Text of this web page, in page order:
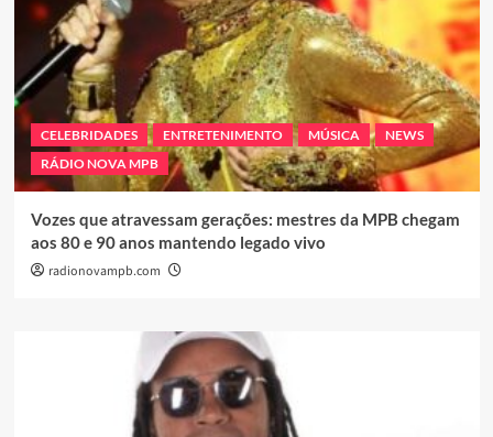
CELEBRIDADES ENTRETENIMENTO MÚSICA
NEWS
RÁDIO NOVA MPB
Vozes que atravessam gerações: mestres da MPB chegam
aos 80 e 90 anos mantendo legado vivo
radionovampb.com